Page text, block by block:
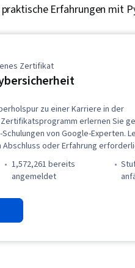
Erfahrungen mit
Zertifikat
zu einer Karriere in der
erlernen Sie
von Google-Experten.
oder Erfahrung
1,572,261 bereits
angemeldet
stufe